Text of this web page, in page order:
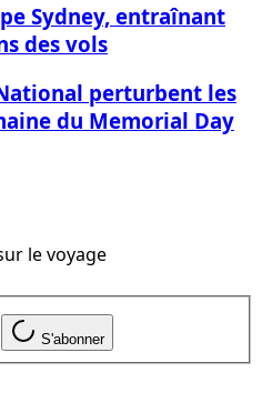
Sydney, entraînant
des vols
perturbent les
du Memorial Day
le voyage
S'abonner